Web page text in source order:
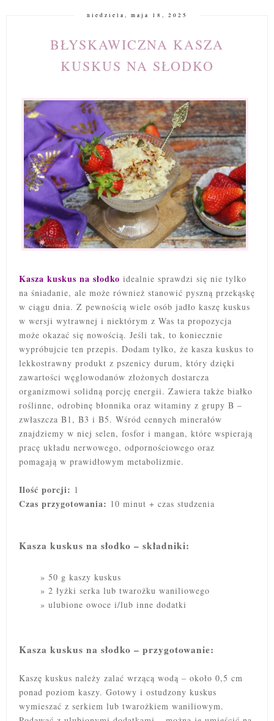
niedziela, maja 18, 2025
BŁYSKAWICZNA KASZA
KUSKUS NA SŁODKO
Kasza kuskus na słodko idealnie sprawdzi się nie tylko
na śniadanie, ale może również stanowić pyszną przekąskę
w ciągu dnia. Z pewnością wiele osób jadło kaszę kuskus
w wersji wytrawnej i niektórym z Was ta propozycja
może okazać się nowością. Jeśli tak, to koniecznie
wypróbujcie ten przepis. Dodam tylko, że kasza kuskus to
lekkostrawny produkt z pszenicy durum, który dzięki
zawartości węglowodanów złożonych dostarcza
organizmowi solidną porcję energii. Zawiera także białko
roślinne, odrobinę błonnika oraz witaminy z grupy B –
zwłaszcza B1, B3 i B5. Wśród cennych minerałów
znajdziemy w niej selen, fosfor i mangan, które wspierają
pracę układu nerwowego, odpornościowego oraz
pomagają w prawidłowym metabolizmie.
Ilość porcji: 1
Czas przygotowania: 10 minut + czas studzenia
Kasza kuskus na słodko – składniki:
50 g kaszy kuskus
2 łyżki serka lub twarożku waniliowego
ulubione owoce i/lub inne dodatki
Kasza kuskus na słodko – przygotowanie:
Kaszę kuskus należy zalać wrzącą wodą – około 0,5 cm
ponad poziom kaszy. Gotowy i ostudzony kuskus
wymieszać z serkiem lub twarożkiem waniliowym.